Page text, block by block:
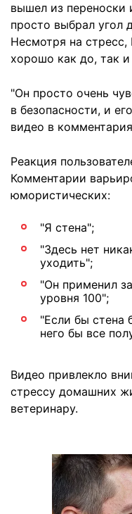
вышел из переноски
просто выбрал угол
Несмотря на стресс,
хорошо как до, так и
"Он просто очень
в безопасности, и
видео в
Реакция
Комментарии
юмористических:
"Я стена";
"Здесь нет
уходить";
"Он применил
уровня 100";
"Если бы стена
него бы все
Видео привлекло
стрессу домашних
ветеринару.